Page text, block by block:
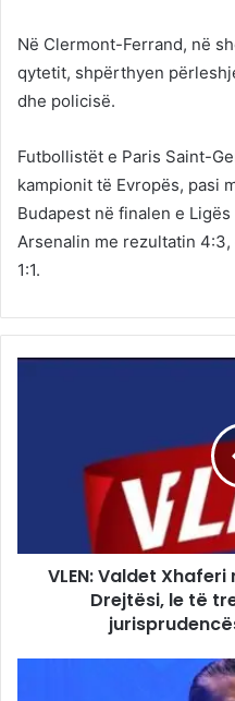
Në Clermont-Ferrand, në
qytetit, shpërthyen
dhe policisë.
Futbollistët e Paris Saint-
kampionit të Evropës, pasi
Budapest në finalen e
Arsenalin me rezultatin
1:1.
VLEN: Valdet
Drejtësi, le të